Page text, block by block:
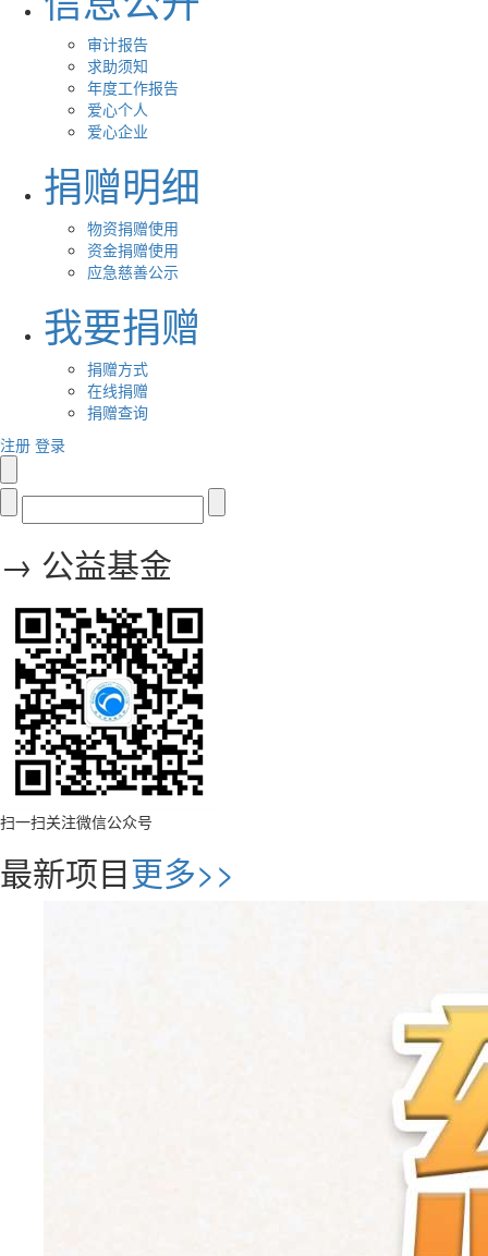
审计报告
求助须知
年度工作报告
爱心个人
爱心企业
捐赠明细
物资捐赠使用
资金捐赠使用
应急慈善公示
我要捐赠
捐赠方式
在线捐赠
捐赠查询
注册 登录
→ 公益基金
扫一扫关注微信公众号
最新项目更多>>